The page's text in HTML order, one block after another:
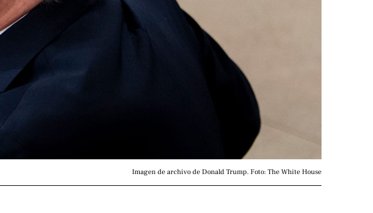
Imagen de archivo de Donald Trump. Foto: The White House